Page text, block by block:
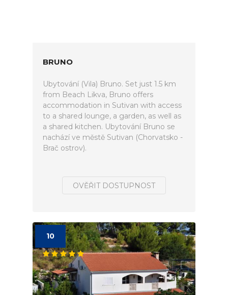
BRUNO
Ubytování (Vila) Bruno. Set just 1.5 km
from Beach Likva, Bruno offers
accommodation in Sutivan with access
to a shared lounge, a garden, as well as
a shared kitchen. Ubytování Bruno se
nachází ve městě Sutivan (Chorvatsko -
Brač ostrov).
OVĚŘIT DOSTUPNOST
10